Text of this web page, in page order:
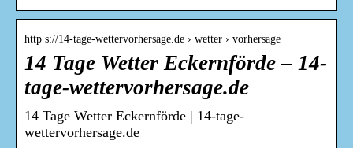
http s://14-tage-wettervorhersage.de › wetter › vorhersage
14 Tage Wetter Eckernförde – 14-
tage-wettervorhersage.de
14 Tage Wetter Eckernförde | 14-tage-
wettervorhersage.de